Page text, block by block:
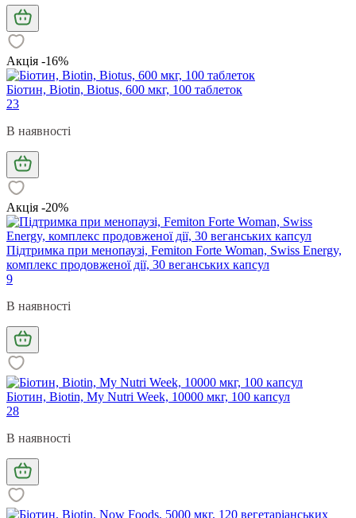
Акція -16%
Біотин, Biotin, Biotus, 600 мкг, 100 таблеток
23
В наявності
Акція -20%
Підтримка при менопаузі, Femiton Forte Woman, Swiss Energy,
комплекс продовженої дії, 30 веганських капсул
9
В наявності
Біотин, Biotin, My Nutri Week, 10000 мкг, 100 капсул
28
В наявності